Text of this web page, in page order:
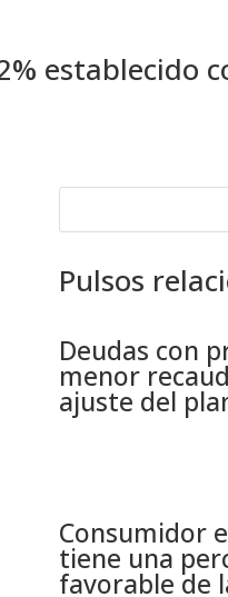
establecido
Pulsos
Deudas con
menor
ajuste del
Consumidor
tiene una
favorable de